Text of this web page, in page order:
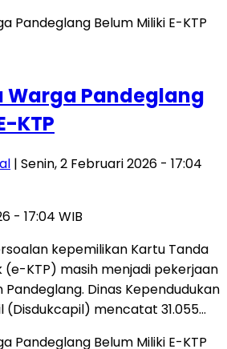
Warga Pandeglang
KTP
| Senin, 2 Februari 2026 - 17:04
- 17:04 WIB
kepemilikan Kartu Tanda
(e-KTP) masih menjadi pekerjaan
Dinas Kependudukan
(Disdukcapil) mencatat 31.055…